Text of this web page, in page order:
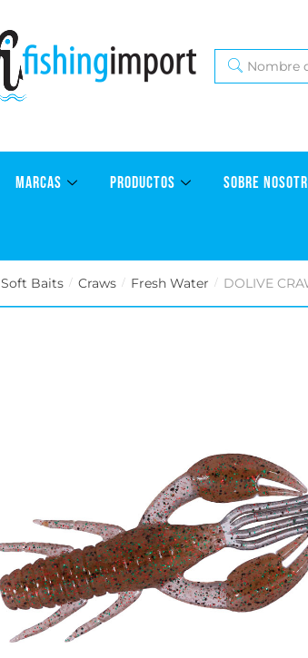
MARCAS PRODUCTOS SOBRE
Soft Baits / Craws / Fresh Water / DOLIVE